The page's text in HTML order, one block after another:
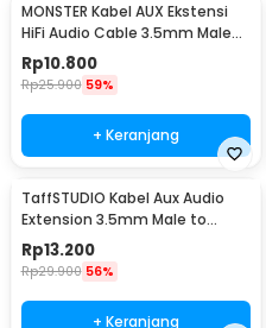
MONSTER Kabel AUX Ekstensi
HiFi Audio Cable 3.5mm Male
to Female 1.2M - AV118
Rp10.800
Rp25.900 59%
+ Keranjang
TaffSTUDIO Kabel Aux Audio
Extension 3.5mm Male to
Female TRRS 2M - AV121
Rp13.200
Rp29.900 56%
+ Keranjang